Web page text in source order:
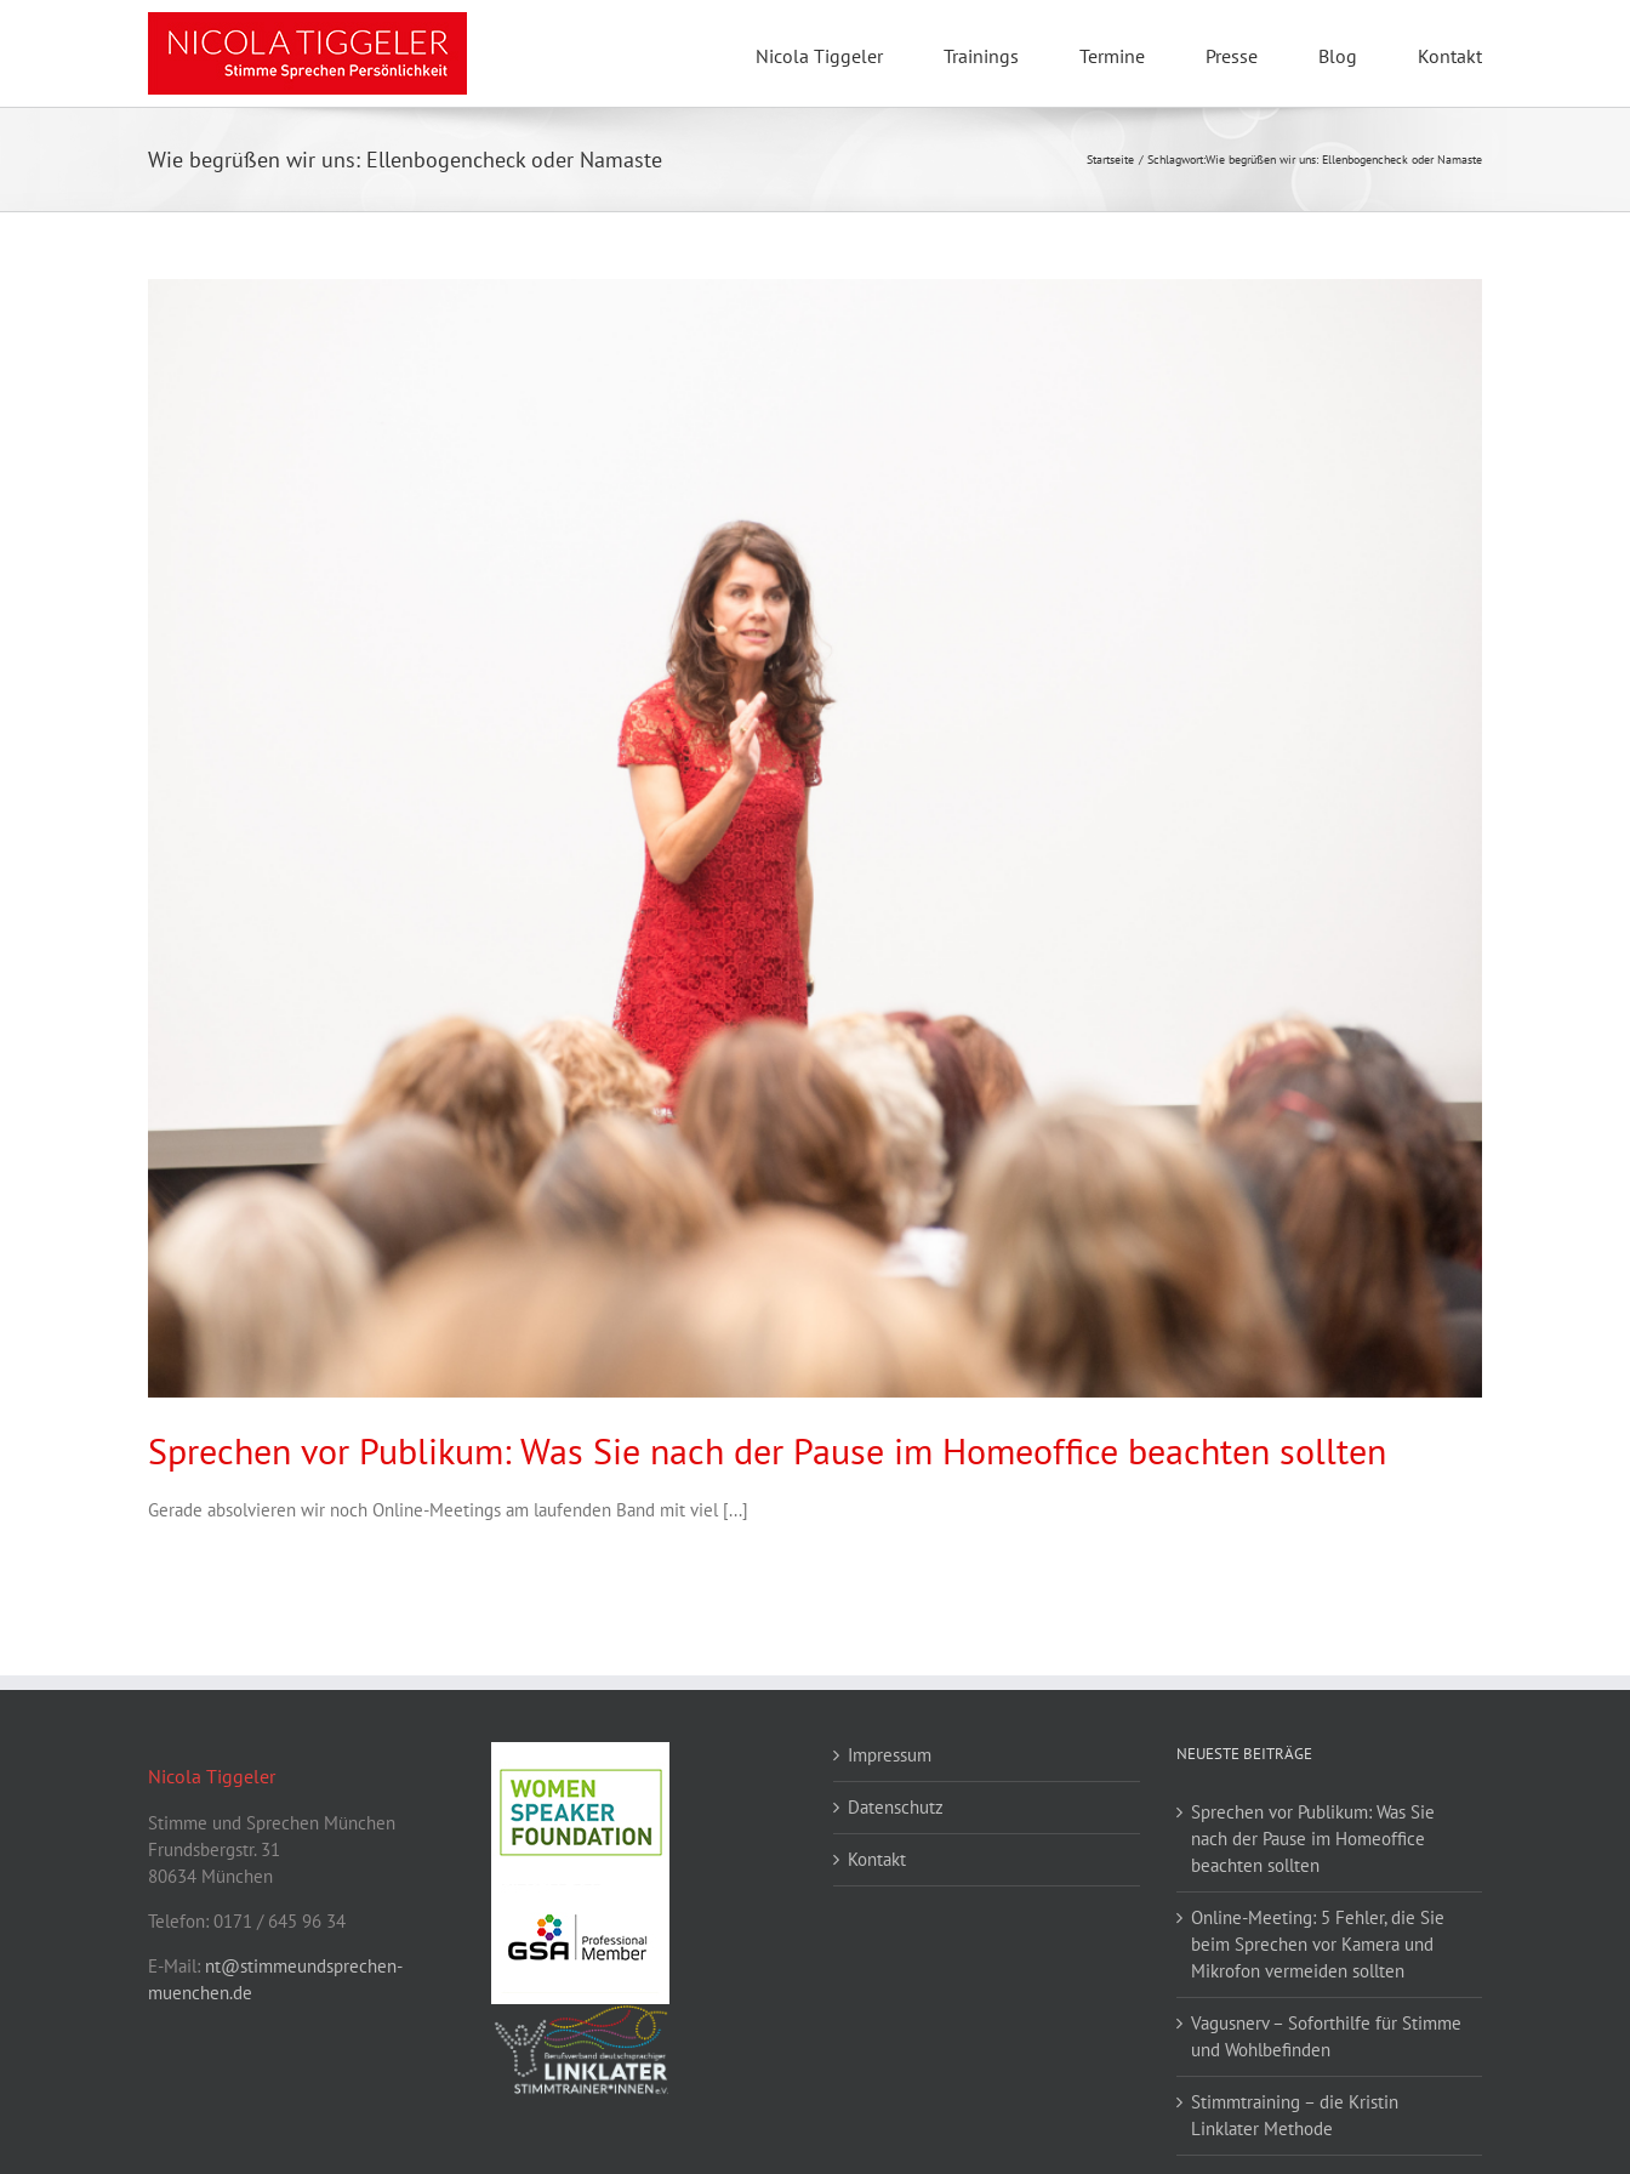
Nicola Tiggeler Trainings Termine Presse Blog Kontakt
Wie begrüßen wir uns: Ellenbogencheck oder Namaste Startseite Schlagwort:Wie begrüßen wir uns: Ellenbogencheck oder Namaste
Sprechen vor Publikum: Was Sie nach der Pause im Homeoffice beachten sollten
Gerade absolvieren wir noch Online-Meetings am laufenden Band mit viel [...]
Nicola Tiggeler
Stimme und Sprechen München
Frundsbergstr. 31
80634 München
Telefon: 0171 / 645 96 34
E-Mail: nt@stimmeundsprechen-
muenchen.de
Impressum
Datenschutz
Kontakt
NEUESTE BEITRÄGE
Sprechen vor Publikum: Was Sie
nach der Pause im Homeoffice
beachten sollten
Online-Meeting: 5 Fehler, die Sie
beim Sprechen vor Kamera und
Mikrofon vermeiden sollten
Vagusnerv – Soforthilfe für Stimme
und Wohlbefinden
Stimmtraining – die Kristin
Linklater Methode